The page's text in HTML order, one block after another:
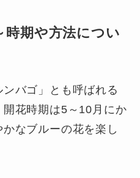
時期や方法につい
バゴ」とも呼ばれる
花時期は5～10月にか
なブルーの花を楽し